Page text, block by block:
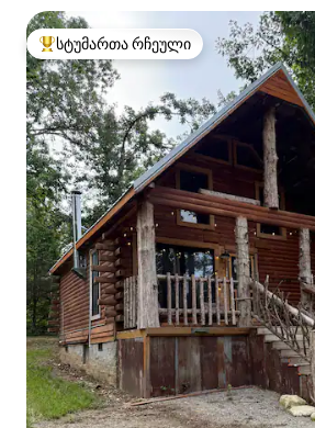
სტუმართა რჩეული მოწინავე ვარიანტი
სტუმართა რჩეული